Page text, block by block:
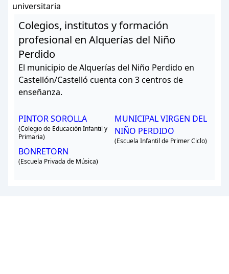
universitaria
Colegios, institutos y formación
profesional en Alquerías del Niño
Perdido
El municipio de Alquerías del Niño Perdido en
Castellón/Castelló cuenta con 3 centros de
enseñanza.
PINTOR SOROLLA
(Colegio de Educación Infantil y
Primaria)
MUNICIPAL VIRGEN DEL
NIÑO PERDIDO
(Escuela Infantil de Primer Ciclo)
BONRETORN
(Escuela Privada de Música)